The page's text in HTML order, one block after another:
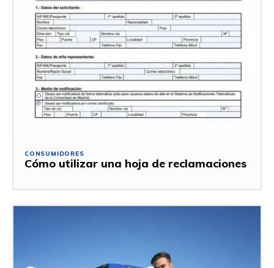
CONSUMIDORES
Cómo utilizar una hoja de reclamaciones